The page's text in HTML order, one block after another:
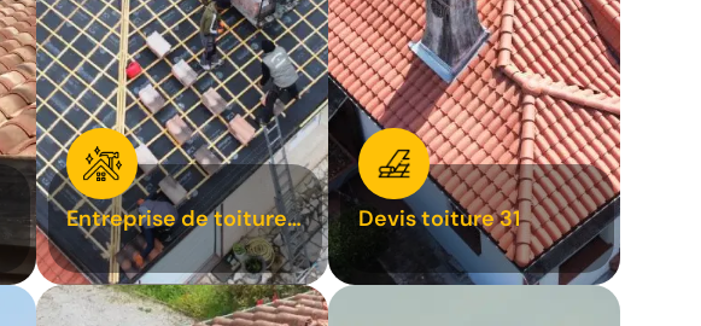
Entreprise de toiture
31
Devis toiture 31